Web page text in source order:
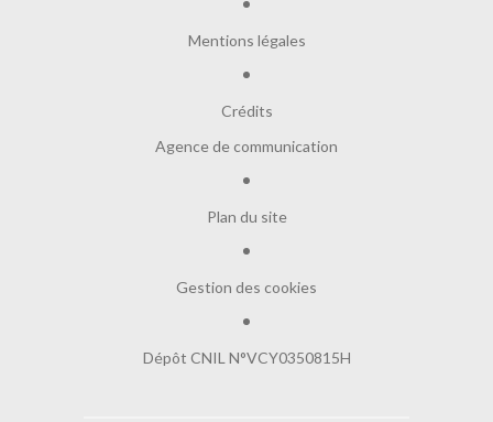
Mentions légales
Crédits
Agence de communication
Plan du site
Gestion des cookies
Dépôt CNIL N°VCY0350815H